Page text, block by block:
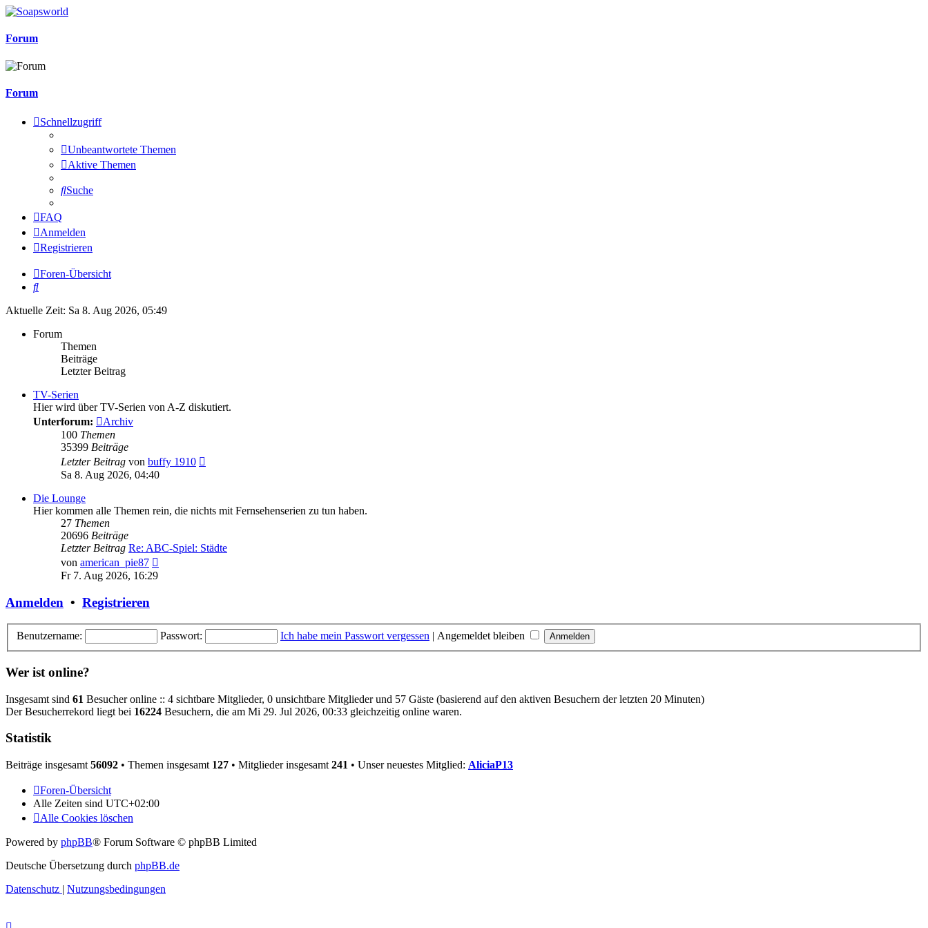
Forum
Forum
Schnellzugriff
Unbeantwortete Themen
Aktive Themen
Suche
FAQ
Anmelden
Registrieren
Foren-Übersicht
Suche
Aktuelle Zeit: Sa 8. Aug 2026, 05:49
Forum
Themen
Beiträge
Letzter Beitrag
TV-Serien
Hier wird über TV-Serien von A-Z diskutiert.
Unterforum:
Archiv
100 Themen
35399 Beiträge
Letzter Beitrag von buffy 1910
Sa 8. Aug 2026, 04:40
Die Lounge
Hier kommen alle Themen rein, die nichts mit Fernsehenserien zu tun haben.
27 Themen
20696 Beiträge
Letzter Beitrag Re: ABC-Spiel: Städte
von american_pie87
Fr 7. Aug 2026, 16:29
Anmelden • Registrieren
Benutzername: Passwort: Ich habe mein Passwort vergessen | Angemeldet bleiben
Wer ist online?
Insgesamt sind 61 Besucher online :: 4 sichtbare Mitglieder, 0 unsichtbare Mitglieder und 57 Gäste (basierend auf den aktiven Besuchern der letzten 20 Minuten)
Der Besucherrekord liegt bei 16224 Besuchern, die am Mi 29. Jul 2026, 00:33 gleichzeitig online waren.
Statistik
Beiträge insgesamt 56092 • Themen insgesamt 127 • Mitglieder insgesamt 241 • Unser neuestes Mitglied: AliciaP13
Foren-Übersicht
Alle Zeiten sind UTC+02:00
Alle Cookies löschen
Powered by phpBB® Forum Software © phpBB Limited
Deutsche Übersetzung durch phpBB.de
Datenschutz | Nutzungsbedingungen